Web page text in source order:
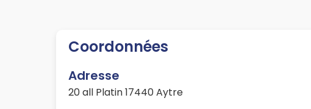
Coordonnées
Adresse
20 all Platin 17440 Aytre